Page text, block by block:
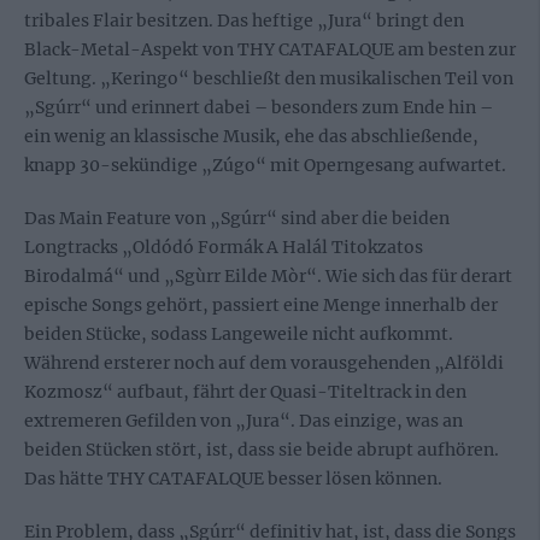
tribales Flair besitzen. Das heftige „Jura“ bringt den
Black-Metal-Aspekt von THY CATAFALQUE am besten zur
Geltung. „Keringo“ beschließt den musikalischen Teil von
„Sgúrr“ und erinnert dabei – besonders zum Ende hin –
ein wenig an klassische Musik, ehe das abschließende,
knapp 30-sekündige „Zúgo“ mit Operngesang aufwartet.
Das Main Feature von „Sgúrr“ sind aber die beiden
Longtracks „Oldódó Formák A Halál Titokzatos
Birodalmá“ und „Sgùrr Eilde Mòr“. Wie sich das für derart
epische Songs gehört, passiert eine Menge innerhalb der
beiden Stücke, sodass Langeweile nicht aufkommt.
Während ersterer noch auf dem vorausgehenden „Alföldi
Kozmosz“ aufbaut, fährt der Quasi-Titeltrack in den
extremeren Gefilden von „Jura“. Das einzige, was an
beiden Stücken stört, ist, dass sie beide abrupt aufhören.
Das hätte THY CATAFALQUE besser lösen können.
Ein Problem, dass „Sgúrr“ definitiv hat, ist, dass die Songs